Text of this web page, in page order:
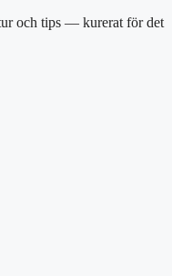
och tips — kurerat för det